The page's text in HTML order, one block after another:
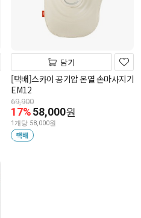
담기
[택배]스카이 공기압 온열 손마사지기
EM12
69,900
17%58,000원
1개당 58,000원
택배